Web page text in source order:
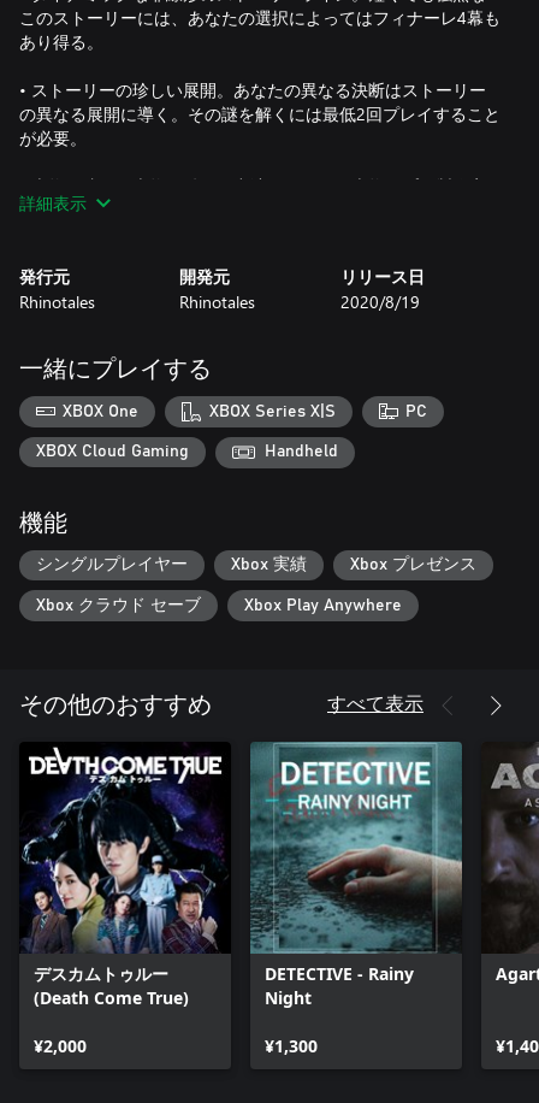
このストーリーには、あなたの選択によってはフィナーレ4幕も
あり得る。
• ストーリーの珍しい展開。あなたの異なる決断はストーリー
の異なる展開に導く。その謎を解くには最低2回プレイすること
が必要。
• 本物の映画。本物の俳優が出演している、本物のプロ製作家
による映画。
留意事項：
声、2つあります。
吹き替えでは、言語の構造の違いのため、音声と口の動きが完
璧に同期できない場合もあります。英語版がお気になる方は、
ロシア語の音声トラックを再生し、対応の言語の中でどの言語
でも字幕を付けてご覧になれます。
詳細表示
発行元
Rhinotales
開発元
Rhinotales
リリース日
2020/8/19
一緒にプレイする
XBOX One XBOX Series X|S PC
XBOX Cloud Gaming Handheld
機能
シングルプレイヤー Xbox 実績 Xbox プレゼンス
Xbox クラウド セーブ Xbox Play Anywhere
その他のおすすめ すべて表示
デスカムトゥルー
(Death Come True)
¥2,000
DETECTIVE - Rainy
Night
¥1,300